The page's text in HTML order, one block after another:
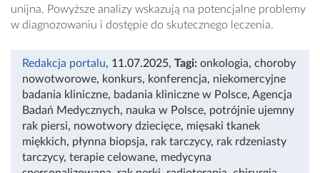
unijna. Powyższe analizy wskazują na potencjalne problemy
w diagnozowaniu i dostępie do skutecznego leczenia.
Redakcja portalu, 11.07.2025, Tagi: onkologia, choroby
nowotworowe, konkurs, konferencja, niekomercyjne
badania kliniczne, badania kliniczne w Polsce, Agencja
Badań Medycznych, nauka w Polsce, potrójnie ujemny
rak piersi, nowotwory dziecięce, mięsaki tkanek
miękkich, płynna biopsja, rak tarczycy, rak rdzeniasty
tarczycy, terapie celowane, medycyna